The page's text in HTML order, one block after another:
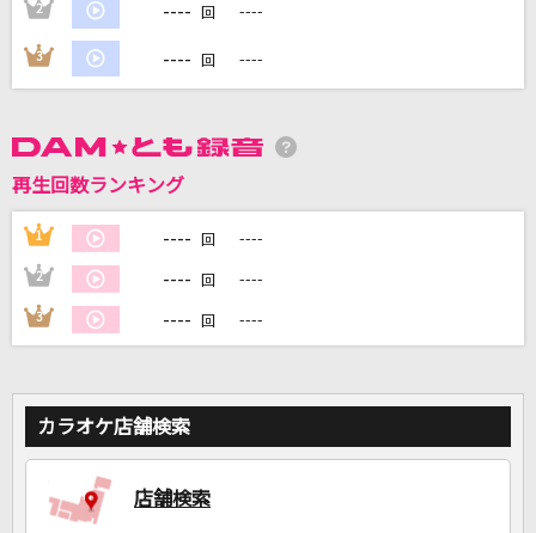
[生音]雨
森高千里
小林明子
Runner
爆風スランプ(BAKUFU-SLUMP)
2 ---- 回 ----
3 ---- 回 ----
再生回数ランキング
1 ---- 回 ----
2 ---- 回 ----
3 ---- 回 ----
カラオケ店舗検索
店舗検索